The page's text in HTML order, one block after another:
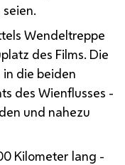
Wendeltreppe
des Films. Die
die beiden
des Wienflusses -
und nahezu
Kilometer lang -